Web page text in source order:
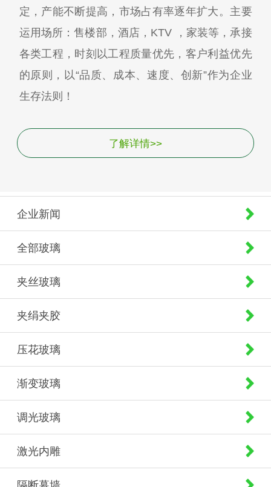
定，产能不断提高，市场占有率逐年扩大。主要
运用场所：售楼部，酒店，KTV ，家装等，承接
各类工程，时刻以工程质量优先，客户利益优先
的原则，以“品质、成本、速度、创新”作为企业
生存法则！
了解详情>>
企业新闻
全部玻璃
夹丝玻璃
夹绢夹胶
压花玻璃
渐变玻璃
调光玻璃
激光内雕